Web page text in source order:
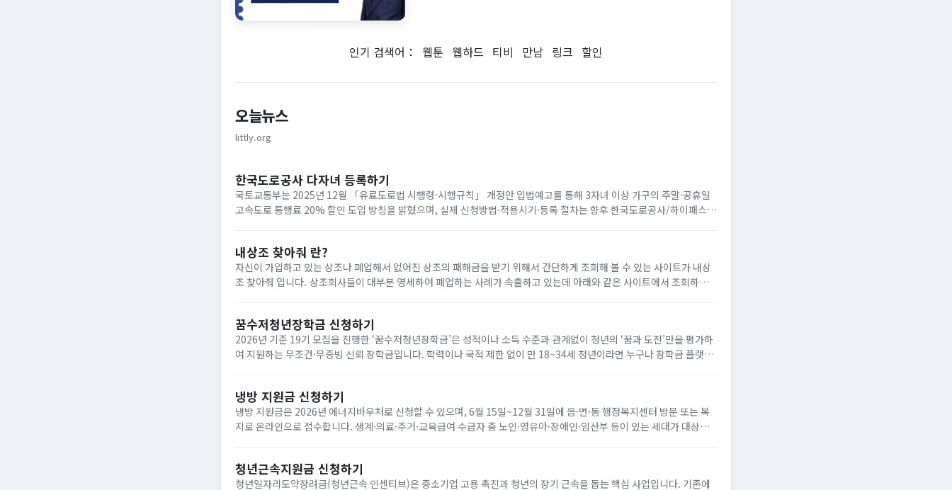
인기 검색어： 웹툰 웹하드 티비 만남 링크 할인
오늘뉴스
littly.org
한국도로공사 다자녀 등록하기
국토교통부는 2025년 12월 「유료도로법 시행령·시행규칙」 개정안 입법예고를 통해 3자녀 이상 가구의 주말·공휴일
고속도로 통행료 20% 할인 도입 방침을 밝혔으며, 실제 신청방법·적용시기·등록 절차는 향후 한국도로공사/하이패스
내상조 찾아줘 란?
자신이 가입하고 있는 상조나 폐업해서 없어진 상조의 패해금을 받기 위해서 간단하게 조회해 볼 수 있는 사이트가 내상
조 찾아줘 입니다. 상조회사들이 대부분 영세하여 폐업하는 사례가 속출하고 있는데 아래와 같은 사이트에서 조회하면
꿈수저청년장학금 신청하기
2026년 기준 19기 모집을 진행한 ‘꿈수저청년장학금’은 성적이나 소득 수준과 관계없이 청년의 ‘꿈과 도전’만을 평가하
여 지원하는 무조건·무증빙 신뢰 장학금입니다. 학력이나 국적 제한 없이 만 18~34세 청년이라면 누구나 장학금 플랫폼
냉방 지원금 신청하기
냉방 지원금은 2026년 에너지바우처로 신청할 수 있으며, 6월 15일~12월 31일에 읍·면·동 행정복지센터 방문 또는 복
지로 온라인으로 접수합니다. 생계·의료·주거·교육급여 수급자 중 노인·영유아·장애인·임산부 등이 있는 세대가 대상
청년근속지원금 신청하기
청년일자리도약장려금(청년근속 인센티브)은 중소기업 고용 촉진과 청년의 장기 근속을 돕는 핵심 사업입니다. 기존에